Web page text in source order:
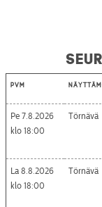
Pvm
Pe 7.8.2026
18:00
Törnävä
La 8.8.2026
18:00
Törnävä